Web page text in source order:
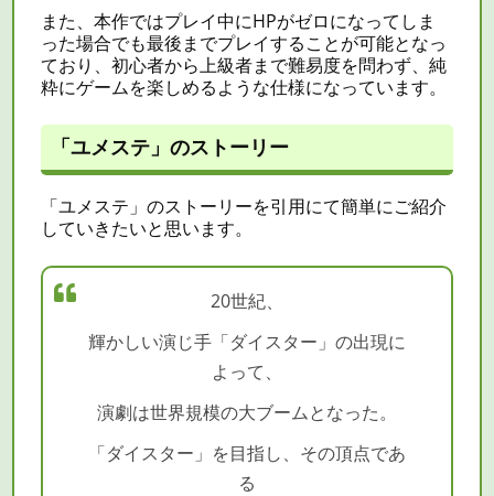
また、本作ではプレイ中にHPがゼロになってしま
った場合でも最後までプレイすることが可能となっ
ており、初心者から上級者まで難易度を問わず、純
粋にゲームを楽しめるような仕様になっています。
「ユメステ」のストーリー
「ユメステ」のストーリーを引用にて簡単にご紹介
していきたいと思います。
20世紀、
輝かしい演じ手「ダイスター」の出現に
よって、
演劇は世界規模の大ブームとなった。
「ダイスター」を目指し、その頂点であ
る